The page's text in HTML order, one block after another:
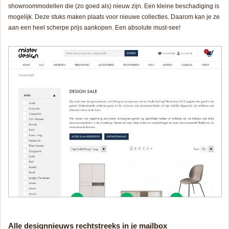
showroommodellen die (zo goed als) nieuw zijn. Een kleine beschadiging is
mogelijk. Deze stuks maken plaats voor nieuwe collecties. Daarom kan je ze
aan een heel scherpe prijs aankopen. Een absolute must-see!
Alle designnieuws rechtstreeks in je mailbox